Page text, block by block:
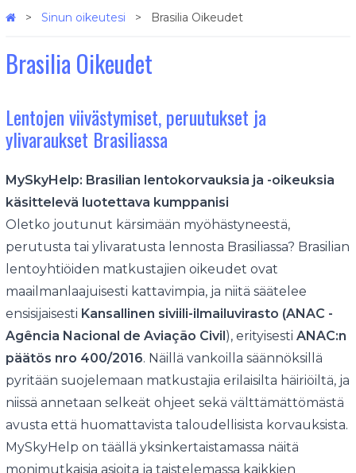
Sinun oikeutesi Brasilia Oikeudet
Brasilia Oikeudet
Lentojen viivästymiset, peruutukset ja
ylivaraukset Brasiliassa
MySkyHelp: Brasilian lentokorvauksia ja -oikeuksia
käsittelevä luotettava kumppanisi
Oletko joutunut kärsimään myöhästyneestä,
perutusta tai ylivaratusta lennosta Brasiliassa? Brasilian
lentoyhtiöiden matkustajien oikeudet ovat
maailmanlaajuisesti kattavimpia, ja niitä säätelee
ensisijaisesti Kansallinen siviili-ilmailuvirasto (ANAC -
Agência Nacional de Aviação Civil), erityisesti ANAC:n
päätös nro 400/2016. Näillä vankoilla säännöksillä
pyritään suojelemaan matkustajia erilaisilta häiriöiltä, ja
niissä annetaan selkeät ohjeet sekä välttämättömästä
avusta että huomattavista taloudellisista korvauksista.
MySkyHelp on täällä yksinkertaistamassa näitä
monimutkaisia asioita ja taistelemassa kaikkien